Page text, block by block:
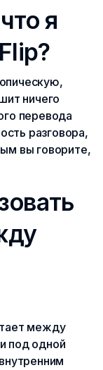
я
ничего
перевода
разговора,
вы говорите,
между
под одной